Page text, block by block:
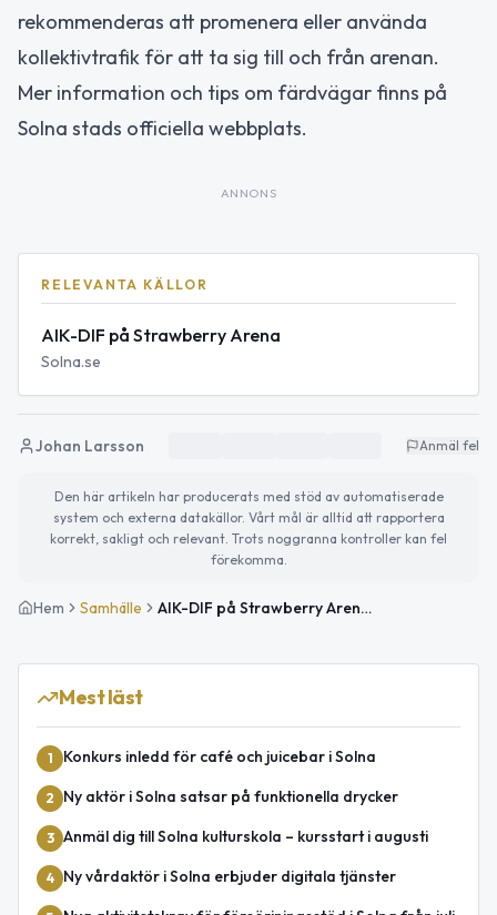
rekommenderas att promenera eller använda
kollektivtrafik för att ta sig till och från arenan.
Mer information och tips om färdvägar finns på
Solna stads officiella webbplats.
ANNONS
RELEVANTA KÄLLOR
AIK-DIF på Strawberry Arena
Solna.se
Johan Larsson Anmäl fel
Den här artikeln har producerats med stöd av automatiserade
system och externa datakällor. Vårt mål är alltid att rapportera
korrekt, sakligt och relevant. Trots noggranna kontroller kan fel
förekomma.
Hem Samhälle AIK-DIF på Strawberry Arena – trafikavstängningar i Solna
Mest läst
1 Konkurs inledd för café och juicebar i Solna
2 Ny aktör i Solna satsar på funktionella drycker
3 Anmäl dig till Solna kulturskola – kursstart i augusti
4 Ny vårdaktör i Solna erbjuder digitala tjänster